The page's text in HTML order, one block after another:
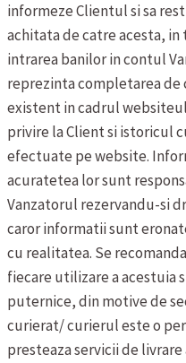
informeze Clientul si sa
achitata de catre acesta, in
intrarea banilor in contul
reprezinta completarea de
existent in cadrul
privire la Client si istoricul
efectuate pe website.
acuratetea lor sunt
Vanzatorul rezervandu-si
caror informatii sunt
cu realitatea. Se
fiecare utilizare a acestuia
puternice, din motive de
curierat/ curierul este o
presteaza servicii de